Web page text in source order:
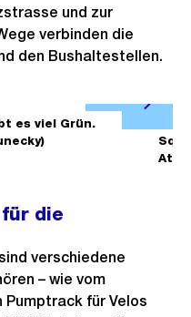
und zur
verbinden die
den Bushaltestellen.
ä
c
d
es viel Grün.
die
verschiedene
– wie vom
für Velos